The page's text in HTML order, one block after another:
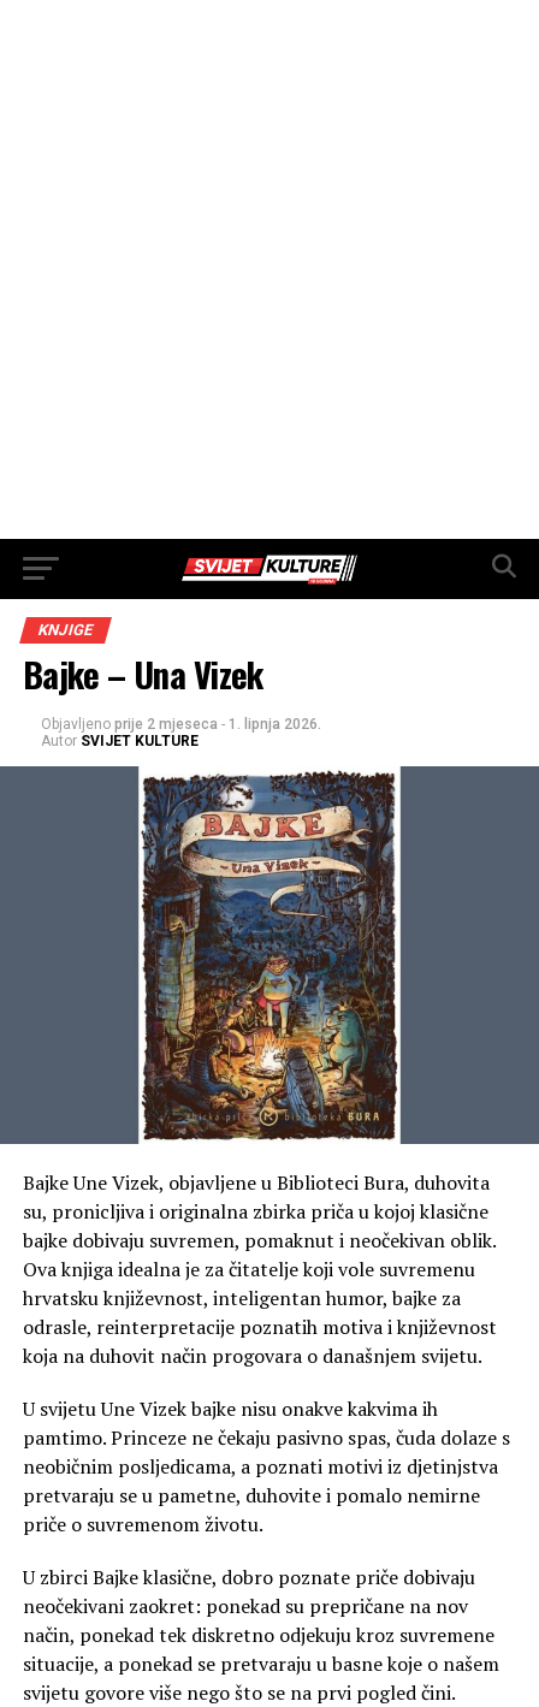
KNJIGE
Bajke – Una Vizek
Objavljeno prije 2 mjeseca - 1. lipnja 2026.
Autor SVIJET KULTURE
Bajke Une Vizek, objavljene u Biblioteci Bura, duhovita
su, pronicljiva i originalna zbirka priča u kojoj klasične
bajke dobivaju suvremen, pomaknut i neočekivan oblik.
Ova knjiga idealna je za čitatelje koji vole suvremenu
hrvatsku književnost, inteligentan humor, bajke za
odrasle, reinterpretacije poznatih motiva i književnost
koja na duhovit način progovara o današnjem svijetu.
U svijetu Une Vizek bajke nisu onakve kakvima ih
pamtimo. Princeze ne čekaju pasivno spas, čuda dolaze s
neobičnim posljedicama, a poznati motivi iz djetinjstva
pretvaraju se u pametne, duhovite i pomalo nemirne
priče o suvremenom životu.
U zbirci Bajke klasične, dobro poznate priče dobivaju
neočekivani zaokret: ponekad su prepričane na nov
način, ponekad tek diskretno odjekuju kroz suvremene
situacije, a ponekad se pretvaraju u basne koje o našem
svijetu govore više nego što se na prvi pogled čini.